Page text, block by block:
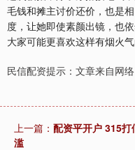
毛钱和摊主讨价还价，也是
度，让她即使素颜出镜，也
大家可能更喜欢这样有烟火气
民信配资提示：文章来自网络
上一篇： 配资平开户 315打
滥